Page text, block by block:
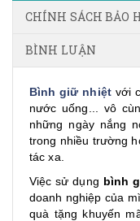
CHÍNH SÁCH BẢO
BÌNH LUẬN
Bình giữ nhiệtvới
nước uống... vô
những ngày nắng
trong nhiều trường
tác xa.
Việc sử dụng bình
doanh nghiệp của
quà tặng khuyến